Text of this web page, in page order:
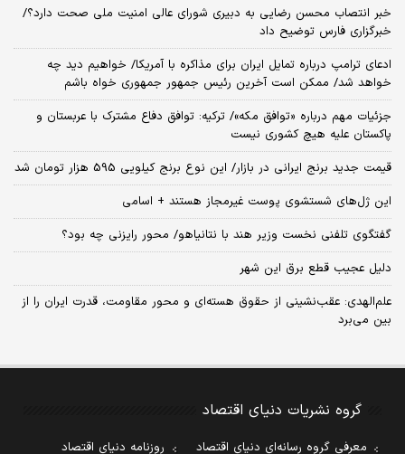
خبر انتصاب محسن رضایی به دبیری شورای عالی امنیت ملی صحت دارد؟/
خبرگزاری فارس توضیح داد
ادعای ترامپ درباره تمایل ایران برای مذاکره با آمریکا/ خواهیم دید چه
خواهد شد/ ممکن است آخرین رئیس‌ جمهور جمهوری خواه باشم
جزئیات مهم درباره «توافق مکه»/ ترکیه‌: توافق دفاع مشترک با عربستان و
پاکستان علیه هیچ کشوری نیست
قیمت جدید برنج ایرانی در بازار/ این نوع برنج کیلویی 595 هزار تومان شد
این ژل‌های شستشوی پوست غیرمجاز هستند + اسامی
گفتگوی تلفنی نخست وزیر هند با نتانیاهو/ محور رایزنی چه بود؟
دلیل عجیب قطع برق این شهر
علم‌الهدی: عقب‌نشینی از حقوق هسته‌ای و محور مقاومت، قدرت ایران را از
بین می‌برد
گروه نشریات دنیای اقتصاد
معرفی گروه رسانه‌ای دنیای اقتصاد
روزنامه دنیای اقتصاد